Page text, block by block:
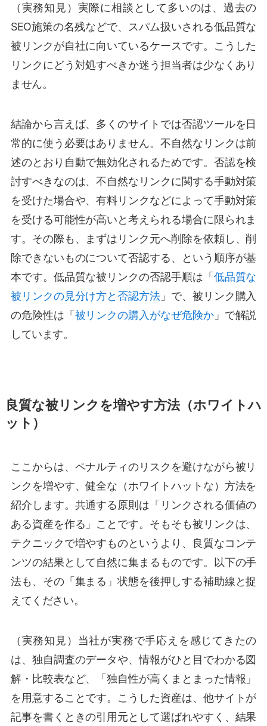
（実務知見）実際に相談として多いのは、過去の
SEO施策の名残などで、スパム扱いされる低品質な
被リンクが自社に向いているケースです。こうした
リンクにどう対処すべきか迷う担当者は少なくあり
ません。
結論から言えば、多くのサイトでは否認ツールを日
常的に使う必要はありません。不自然なリンクは前
述のとおり自動で無効化されるためです。否認を検
討すべきなのは、不自然なリンクに関する手動対策
を受けた場合や、有料リンクなどによって手動対策
を受ける可能性が高いと考えられる場合に限られま
す。その際も、まずはリンク元へ削除を依頼し、削
除できないものについて否認する、という順序が基
本です。低品質な被リンクの否認手順は「 低品質な
被リンクの見分け方と否認方法 」で、被リンク購入
の危険性は「 被リンクの購入がなぜ危険か」で解説
しています。
良質な被リンクを増やす方法（ホワイトハ
ット）
ここからは、ペナルティのリスクを避けながら被リ
ンクを増やす、健全な（ホワイトハットな）方法を
紹介します。共通する原則は「リンクされる価値の
ある資産を作る」ことです。そもそも被リンクは、
テクニックで増やすものというより、良質なコンテ
ンツの結果として自然に集まるものです。以下の手
法も、その「集まる」状態を後押しする補助線と捉
えてください。
（実務知見）当社が実務で手応えを感じてきたの
は、独自調査のデータや、情報がひと目でわかる図
解・比較表など、「独自性が高くまとまった情報」
を用意することです。こうした資産は、他サイトが
記事を書くときの引用元として選ばれやすく、結果